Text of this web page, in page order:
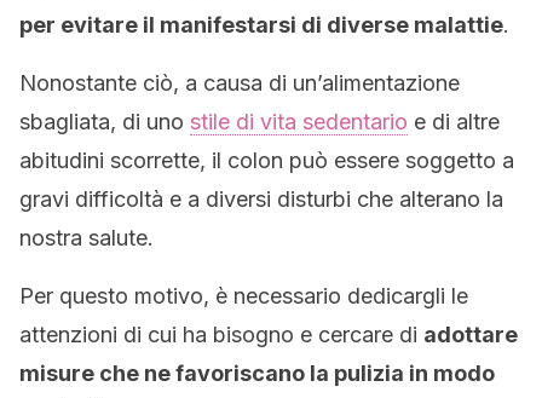
per evitare il manifestarsi di diverse malattie.
Nonostante ciò, a causa di un’alimentazione
sbagliata, di uno stile di vita sedentario e di altre
abitudini scorrette, il colon può essere soggetto a
gravi difficoltà e a diversi disturbi che alterano la
nostra salute.
Per questo motivo, è necessario dedicargli le
attenzioni di cui ha bisogno e cercare di adottare
misure che ne favoriscano la pulizia in modo